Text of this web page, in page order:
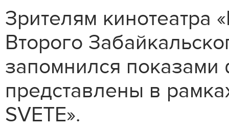
Зрителям кинотеатра
Второго
запомнился
представлены в
SVETE».